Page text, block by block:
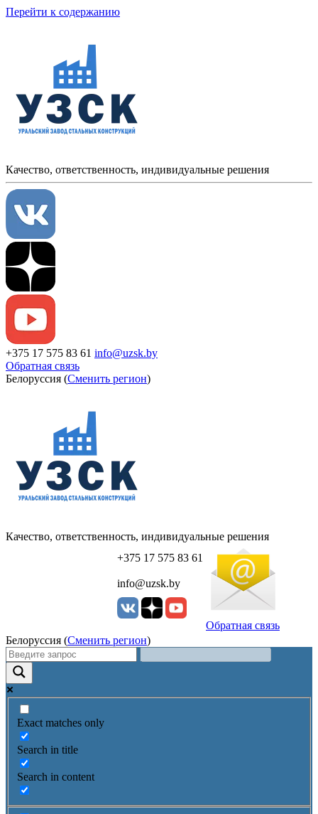
Перейти к содержанию
Качество, ответственность, индивидуальные решения
+375 17 575 83 61 info@uzsk.by
Обратная связь
Белоруссия (Сменить регион)
Качество, ответственность, индивидуальные решения
+375 17 575 83 61
info@uzsk.by
Обратная связь
Белоруссия (Сменить регион)
Exact matches only
Search in title
Search in content